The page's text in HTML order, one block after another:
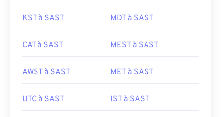
KST à SAST MDT à SAST
CAT à SAST MEST à SAST
AWST à SAST MET à SAST
UTC à SAST IST à SAST